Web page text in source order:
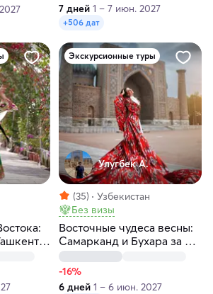
7 дней 1 – 7 июн. 2027
+506 дат
за 6
Экскурсионные туры
Улугбек А.
(35)
Узбекистан
Без визы
Восточные чудеса весны:
Самарканд и Бухара за 6
дней
-16%
6 дней 1 – 6 июн. 2027